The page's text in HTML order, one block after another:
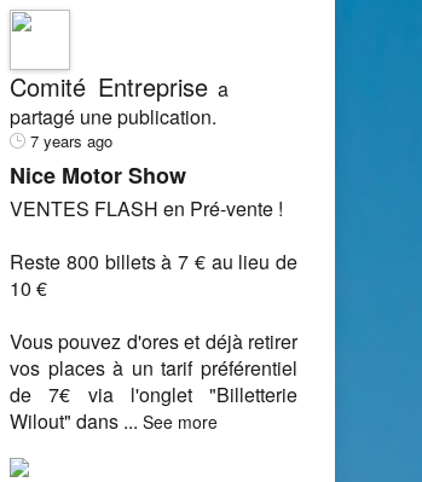
12
SEP
JORF n°0211 du 12
septembre 2014
MINISTERE DES AFFAIRES
Comité Entreprisea
partagé une publication.
7 years ago
Nice Motor Show
VENTES FLASH en Pré-vente !
Reste 800 billets à 7 € au lieu de
10 €
Vous pouvez d'ores et déjà retirer
vos places à un tarif préférentiel
de 7€ via l'onglet "Billetterie
Wilout" dans ... See more